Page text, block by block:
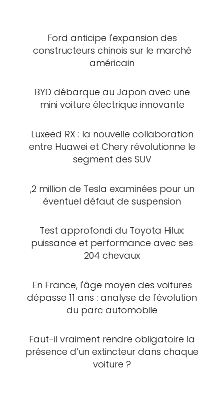
Ford anticipe l'expansion des
constructeurs chinois sur le marché
américain
BYD débarque au Japon avec une
mini voiture électrique innovante
Luxeed RX : la nouvelle collaboration
entre Huawei et Chery révolutionne le
segment des SUV
,2 million de Tesla examinées pour un
éventuel défaut de suspension
Test approfondi du Toyota Hilux:
puissance et performance avec ses
204 chevaux
En France, l'âge moyen des voitures
dépasse 11 ans : analyse de l'évolution
du parc automobile
Faut-il vraiment rendre obligatoire la
présence d’un extincteur dans chaque
voiture ?